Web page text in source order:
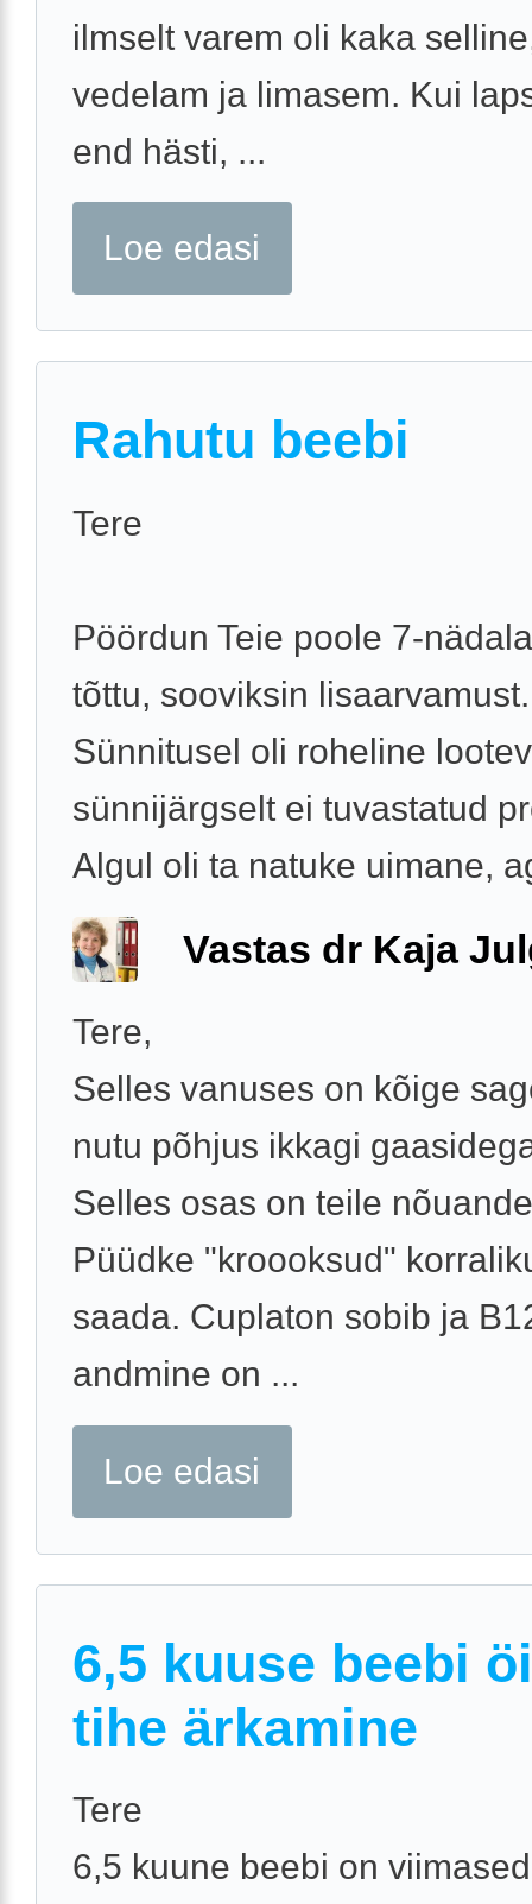
ilmselt varem oli kaka
vedelam ja limasem. Kui
end hästi, ...
Loe edasi
Rahutu beebi
Tere
Pöördun Teie poole 7-
tõttu, sooviksin lisaarvamust.
Sünnitusel oli roheline
sünnijärgselt ei tuvastatud
Algul oli ta natuke uimane,
Vastas dr Kaja
Tere,
Selles vanuses on kõige
nutu põhjus ikkagi
Selles osas on teile
Püüdke "kroooksud"
saada. Cuplaton sobib ja
andmine on ...
Loe edasi
6,5 kuuse beebi
tihe ärkamine
Tere
6,5 kuune beebi on